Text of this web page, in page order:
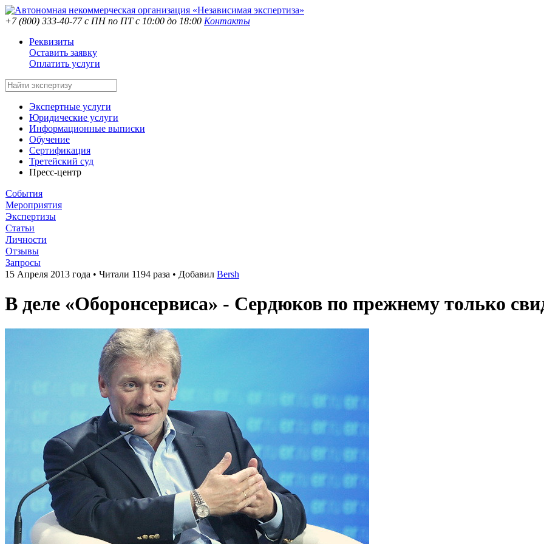
+7 (800) 333-40-77с ПН по ПТ с 10:00 до 18:00 Контакты
Реквизиты
Оставить заявку
Оплатить услуги
Экспертные услуги
Юридические услуги
Информационные выписки
Обучение
Сертификация
Третейский суд
Пресс-центр
События
Мероприятия
Экспертизы
Статьи
Личности
Отзывы
Запросы
15 Апреля 2013 года • Читали 1194 раза • Добавил Bersh
В деле «Оборонсервиса» - Сердюков по прежнему только